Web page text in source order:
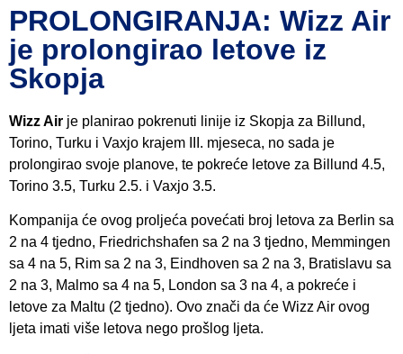
PROLONGIRANJA: Wizz Air
je prolongirao letove iz
Skopja
Wizz Air je planirao pokrenuti linije iz Skopja za Billund,
Torino, Turku i Vaxjo krajem III. mjeseca, no sada je
prolongirao svoje planove, te pokreće letove za Billund 4.5,
Torino 3.5, Turku 2.5. i Vaxjo 3.5.
Kompanija će ovog proljeća povećati broj letova za Berlin sa
2 na 4 tjedno, Friedrichshafen sa 2 na 3 tjedno, Memmingen
sa 4 na 5, Rim sa 2 na 3, Eindhoven sa 2 na 3, Bratislavu sa
2 na 3, Malmo sa 4 na 5, London sa 3 na 4, a pokreće i
letove za Maltu (2 tjedno). Ovo znači da će Wizz Air ovog
ljeta imati više letova nego prošlog ljeta.